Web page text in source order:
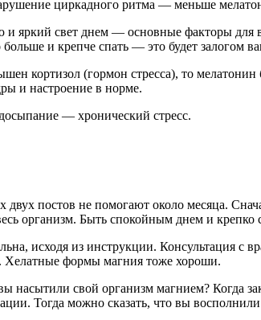
циркадного ритма — меньше
и яркий свет днем — основные факторы для
и крепче спать — это будет залогом
кортизол (гормон стресса), то
и настроение в норме.
— хронический стресс.
двух постов не помогают около месяца.
организм. Быть спокойным днем и крепко
исходя из инструкции. Консультация с
Хелатные формы магния тоже хороши.
насытили свой организм магнием? Когда
Тогда можно сказать, что вы